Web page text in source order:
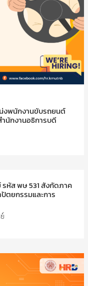
งพนักงานขับรถยนต์
นักงานอธิการบดี
หัส พษ 531 สังกัดภาค
ตยกรรมและการ